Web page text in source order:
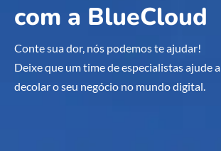
com a BlueCloud
Conte sua dor, nós podemos te ajudar!
Deixe que um time de especialistas ajude a
decolar o seu negócio no mundo digital.